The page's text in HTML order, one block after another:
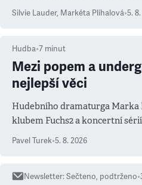
Silvie Lauder, Markéta Plíhalová•5.
Hudba•7 minut
Mezi popem a
nejlepší věci
Hudebního dramaturga Marka
klubem Fuchs2 a koncertní
ale atmosféra
Pavel Turek•5. 8. 2026
Newsletter:Sečteno, podtrženo•